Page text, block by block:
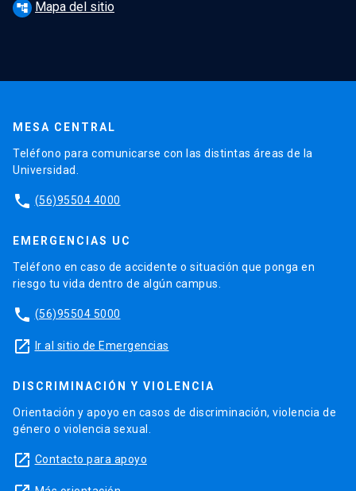
account_tree Mapa del sitio
MESA CENTRAL
Teléfono para comunicarse con las distintas áreas de la
Universidad.
phone (56)95504 4000
EMERGENCIAS UC
Teléfono en caso de accidente o situación que ponga en
riesgo tu vida dentro de algún campus.
phone (56)95504 5000
launch Ir al sitio de Emergencias
DISCRIMINACIÓN Y VIOLENCIA
Orientación y apoyo en casos de discriminación, violencia de
género o violencia sexual.
launch Contacto para apoyo